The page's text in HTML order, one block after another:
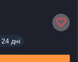
24 дні